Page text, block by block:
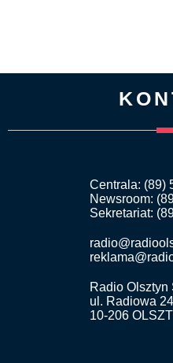
Centrala: (89)
Newsroom:
Sekretariat:
Radio Olsztyn
ul. Radiowa 24
10-206